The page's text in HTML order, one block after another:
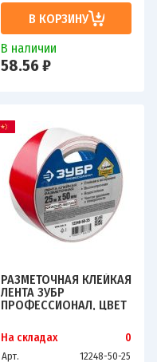
В КОРЗИНУ
В наличии
58.56 ₽
РАЗМЕТОЧНАЯ КЛЕЙКАЯ
ЛЕНТА ЗУБР
ПРОФЕССИОНАЛ, ЦВЕТ
Х 25М 12248-50-25
На складах 0
Арт.
12248-50-25